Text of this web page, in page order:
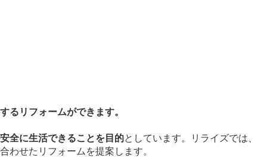
るリフォームができます。
全に生活できることを目的としています。リライズでは、
わせたリフォームを提案します。